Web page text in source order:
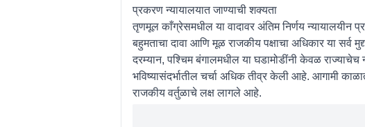
प्रकरण न्यायालयात जाण्याची शक्यता
तृणमूल काँग्रेसमधील या वादावर अंतिम निर्णय न्यायालयीन
बहुमताचा दावा आणि मूळ राजकीय पक्षाचा अधिकार या सर्व
दरम्यान, पश्चिम बंगालमधील या घडामोडींनी केवळ
भविष्यासंदर्भातील चर्चा अधिक तीव्र केली आहे. आगामी
राजकीय वर्तुळाचे लक्ष लागले आहे.